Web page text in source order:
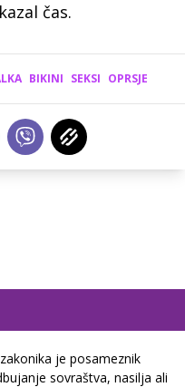
čas.
BIKINI SEKSI OPRSJE
je posameznik
sovraštva, nasilja ali